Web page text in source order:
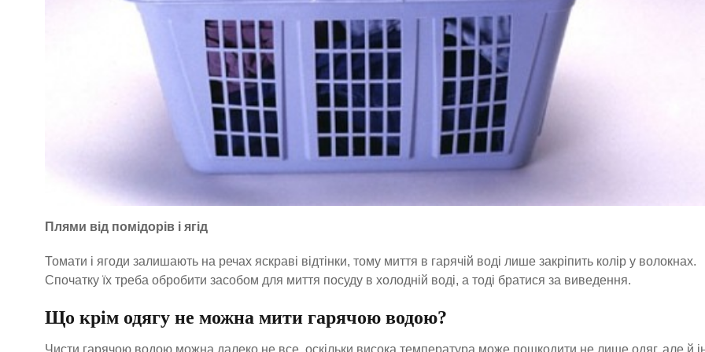
Плями від помідорів і ягід
Томати і ягоди залишають на речах яскраві відтінки, тому миття в гарячій воді лише закріпить колір у волокнах.
Спочатку їх треба обробити засобом для миття посуду в холодній воді, а тоді братися за виведення.
Що крім одягу не можна мити гарячою водою?